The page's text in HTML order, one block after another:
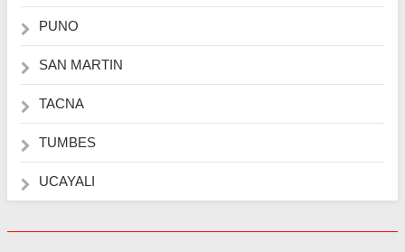
PUNO
SAN MARTIN
TACNA
TUMBES
UCAYALI